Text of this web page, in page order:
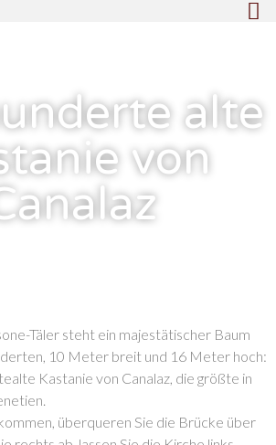
alte
von
Täler steht ein majestätischer Baum
10 Meter breit und 16 Meter hoch:
Kastanie von Canalaz, die größte in
überqueren Sie die Brücke über